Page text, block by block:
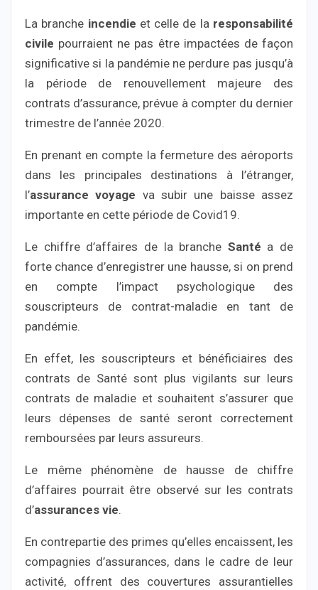
La branche incendie et celle de la responsabilité
civile pourraient ne pas être impactées de façon
significative si la pandémie ne perdure pas jusqu’à
la période de renouvellement majeure des
contrats d’assurance, prévue à compter du dernier
trimestre de l’année 2020.
En prenant en compte la fermeture des aéroports
dans les principales destinations à l’étranger,
l’assurance voyage va subir une baisse assez
importante en cette période de Covid19.
Le chiffre d’affaires de la branche Santé a de
forte chance d’enregistrer une hausse, si on prend
en compte l’impact psychologique des
souscripteurs de contrat-maladie en tant de
pandémie.
En effet, les souscripteurs et bénéficiaires des
contrats de Santé sont plus vigilants sur leurs
contrats de maladie et souhaitent s’assurer que
leurs dépenses de santé seront correctement
remboursées par leurs assureurs.
Le même phénomène de hausse de chiffre
d’affaires pourrait être observé sur les contrats
d’assurances vie.
En contrepartie des primes qu’elles encaissent, les
compagnies d’assurances, dans le cadre de leur
activité, offrent des couvertures assurantielles